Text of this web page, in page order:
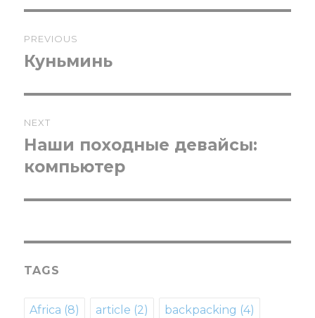
navigation
PREVIOUS
Previous
Куньминь
NEXT
Next
post:
Наши походные девайсы:
компьютер
TAGS
Africa (8) article (2) backpacking (4)